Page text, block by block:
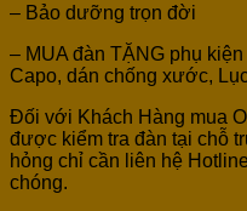
– Bảo dưỡng trọn đời
– MUA đàn TẶNG phụ
Capo, dán chống xước,
Đối với Khách Hàng mua
được kiểm tra đàn tại chỗ
hỏng chỉ cần liên hệ
chóng.